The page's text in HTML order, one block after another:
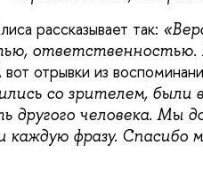
рассказывает так:
отрывки из
со зрителем, были
другого человека. Мы
каждую фразу. Спасибо